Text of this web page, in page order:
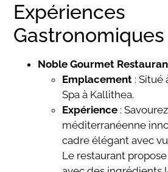
Expériences
Gastronomiques
Noble Gourmet
Emplacement : Situé
Spa à Kallithea.
Expérience :
méditerranéenne
cadre élégant avec
Le restaurant